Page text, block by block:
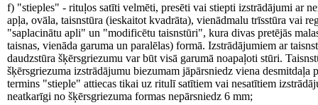
f) "stieples" - rituļos satīti velmēti, presēti vai stiepti izstrādājumi ar
apļa, ovāla, taisnstūra (ieskaitot kvadrāta), vienādmalu trīsstūra vai
"saplacinātu apli" un "modificētu taisnstūri", kura divas pretējās
taisnas, vienāda garuma un paralēlas) formā. Izstrādājumiem ar
daudzstūra šķērsgriezumu var būt visā garumā noapaļoti stūri.
šķērsgriezuma izstrādājumu biezumam jāpārsniedz viena
termins "stieple" attiecas tikai uz ritulī satītiem vai nesatītiem
neatkarīgi no šķērsgriezuma formas nepārsniedz 6 mm;